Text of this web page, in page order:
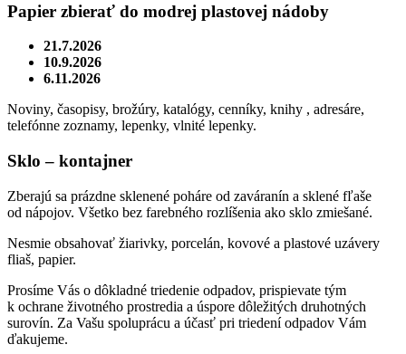
Papier zbierať do modrej plastovej nádoby
21.7.2026
10.9.2026
6.11.2026
Noviny, časopisy, brožúry, katalógy, cenníky, knihy , adresáre,
telefónne zoznamy, lepenky, vlnité lepenky.
Sklo – kontajner
Zberajú sa prázdne sklenené poháre od zaváranín a sklené fľaše
od nápojov. Všetko bez farebného rozlíšenia ako sklo zmiešané.
Nesmie obsahovať žiarivky, porcelán, kovové a plastové uzávery
fliaš, papier.
Prosíme Vás o dôkladné triedenie odpadov, prispievate tým
k ochrane životného prostredia a úspore dôležitých druhotných
surovín. Za Vašu spoluprácu a účasť pri triedení odpadov Vám
ďakujeme.